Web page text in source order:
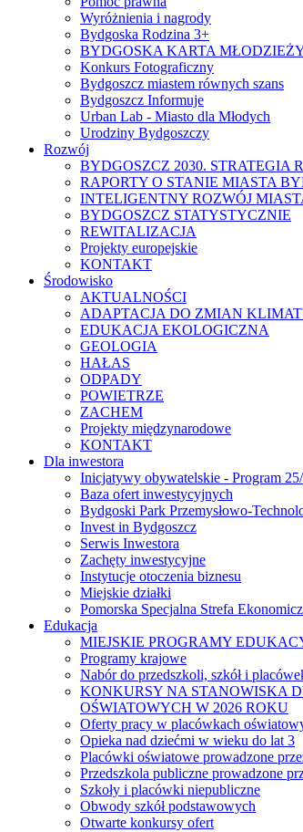
Wyróżnienia i nagrody
Bydgoska Rodzina 3+
BYDGOSKA KARTA
Konkurs Fotograficzny
Bydgoszcz miastem równych szans
Bydgoszcz Informuje
Urban Lab - Miasto dla Młodych
Urodziny Bydgoszczy
Rozwój
BYDGOSZCZ 2030. STRATEGIA
RAPORTY O STANIE MIASTA
INTELIGENTNY ROZWÓJ
BYDGOSZCZ STATYSTYCZNIE
REWITALIZACJA
Projekty europejskie
KONTAKT
Środowisko
AKTUALNOŚCI
ADAPTACJA DO ZMIAN
EDUKACJA EKOLOGICZNA
GEOLOGIA
HAŁAS
ODPADY
POWIETRZE
ZACHEM
Projekty międzynarodowe
KONTAKT
Dla inwestora
Inicjatywy obywatelskie - Program
Baza ofert inwestycyjnych
Bydgoski Park Przemysłowo-
Invest in Bydgoszcz
Serwis Inwestora
Zachęty inwestycyjne
Instytucje otoczenia biznesu
Miejskie działki
Pomorska Specjalna Strefa
Edukacja
MIEJSKIE PROGRAMY
Programy krajowe
Nabór do przedszkoli, szkół i
KONKURSY NA STANOWISKA
OŚWIATOWYCH W 2026 ROKU
Oferty pracy w placówkach
Opieka nad dziećmi w wieku do lat 3
Placówki oświatowe prowadzone
Przedszkola publiczne prowadzone
Szkoły i placówki niepubliczne
Obwody szkół podstawowych
Otwarte konkursy ofert